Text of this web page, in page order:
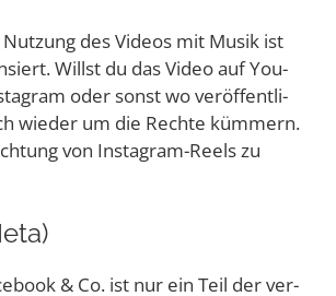
des Vide­os mit Musik ist
Willst du das Video auf You­
oder sonst wo ver­öf­fent­li­
wie­der um die Rech­te küm­mern.
von Insta­gram-Reels zu
& Co. ist nur ein Teil der ver­